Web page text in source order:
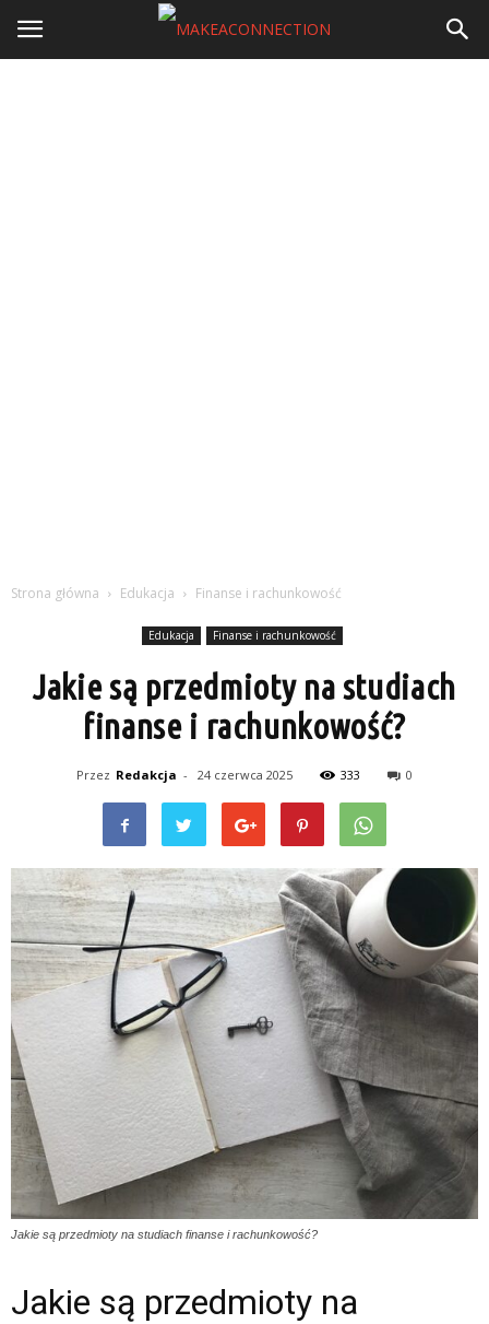
Strona główna Edukacja Finanse i rachunkowość
Edukacja Finanse i rachunkowość
Jakie są przedmioty na studiach
finanse i rachunkowość?
Przez Redakcja - 24 czerwca 2025 333 0
Jakie są przedmioty na studiach finanse i rachunkowość?
Jakie są przedmioty na